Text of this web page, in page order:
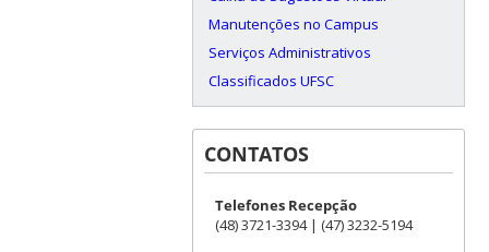
Manutenções no Campus
Serviços Administrativos
Classificados UFSC
CONTATOS
Telefones Recepção
(48) 3721-3394 | (47) 3232-5194